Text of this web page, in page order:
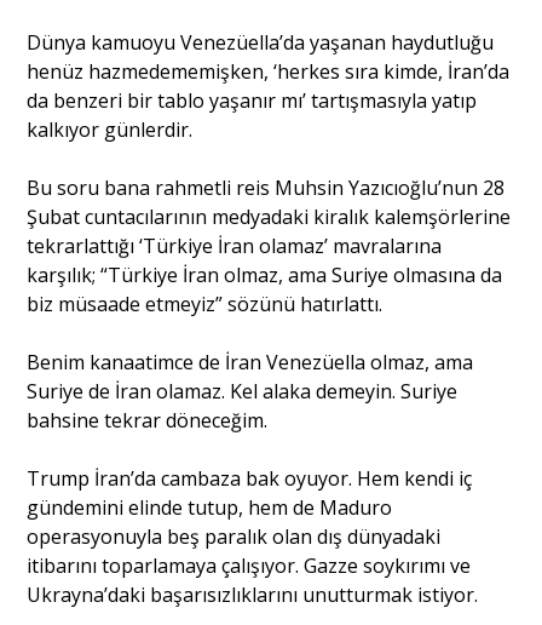
Sağlık
Dünya kamuoyu Venezüella’da yaşanan haydutluğu
henüz hazmedememişken, ‘herkes sıra kimde, İran’da
da benzeri bir tablo yaşanır mı’ tartışmasıyla yatıp
kalkıyor günlerdir.
Bu soru bana rahmetli reis Muhsin Yazıcıoğlu’nun 28
Şubat cuntacılarının medyadaki kiralık kalemşörlerine
tekrarlattığı ‘Türkiye İran olamaz’ mavralarına
karşılık; “Türkiye İran olmaz, ama Suriye olmasına da
biz müsaade etmeyiz” sözünü hatırlattı.
Benim kanaatimce de İran Venezüella olmaz, ama
Suriye de İran olamaz. Kel alaka demeyin. Suriye
bahsine tekrar döneceğim.
Trump İran’da cambaza bak oyuyor. Hem kendi iç
gündemini elinde tutup, hem de Maduro
operasyonuyla beş paralık olan dış dünyadaki
itibarını toparlamaya çalışıyor. Gazze soykırımı ve
Ukrayna’daki başarısızlıklarını unutturmak istiyor.